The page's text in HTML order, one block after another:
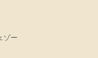
ゾー